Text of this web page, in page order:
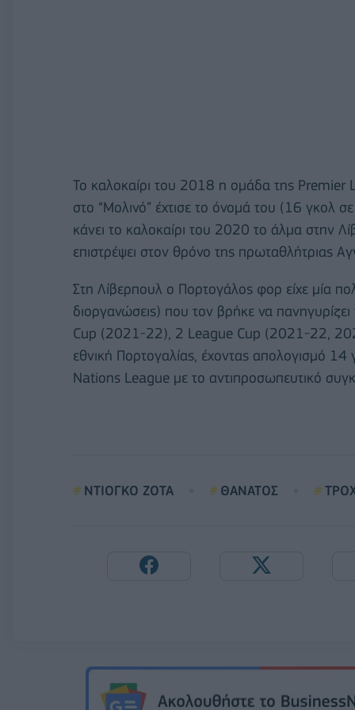
Το καλοκαίρι του 2018 η ομάδα της Premier
στο “Μολινό” έχτισε το όνομά του (16 γκολ
κάνει το καλοκαίρι του 2020 το άλμα στην
επιστρέψει στον θρόνο της πρωταθλήτριας
Στη Λίβερπουλ ο Πορτογάλος φορ είχε μία
διοργανώσεις) που τον βρήκε να
Cup (2021-22), 2 League Cup (2021-22,
εθνική Πορτογαλίας, έχοντας απολογισμό
Nations League με το αντιπροσωπευτικό
ΝΤΙΟΓΚΟ ΖΟΤΑ ΘΑΝΑΤΟΣ